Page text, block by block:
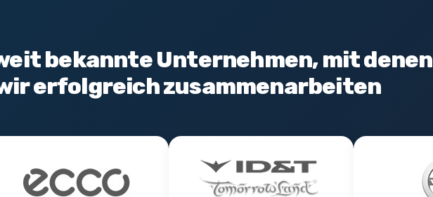
bekannte Unternehmen, mit denen
erfolgreich zusammenarbeiten